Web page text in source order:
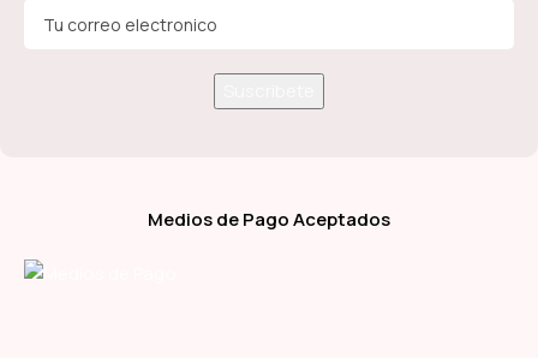
Medios de Pago Aceptados